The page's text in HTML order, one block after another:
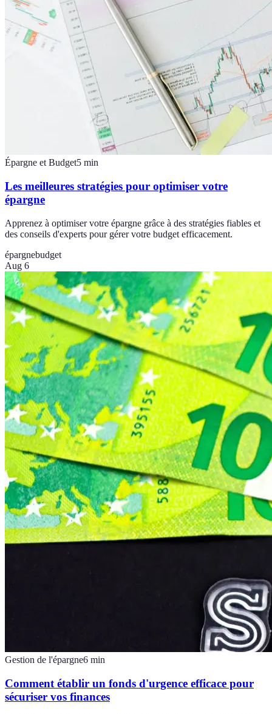
Épargne et Budget5 min
Les meilleures stratégies pour optimiser votre
épargne
Apprenez à optimiser votre épargne grâce à des stratégies fiables et
des conseils d'experts pour gérer votre budget efficacement.
épargnebudget
Aug 6
Gestion de l'épargne6 min
Comment établir un fonds d'urgence efficace pour
sécuriser vos finances